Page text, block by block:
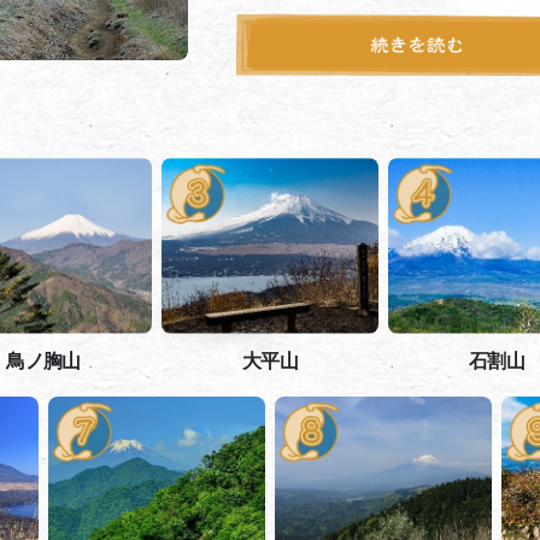
鳥ノ胸山 大平山 石割山